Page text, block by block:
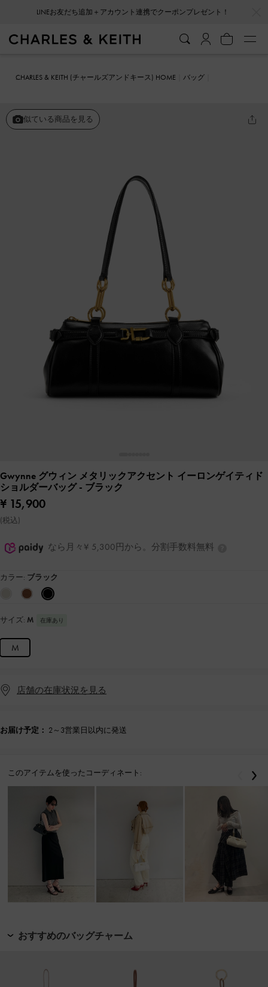
LINEお友だち追加＋アカウント連携でクーポンプレゼント！
CHARLES & KEITH (チャールズアンドキース) HOME
バッグ
似ている商品を見る
Gwynne グウィン メタリックアクセント イーロンゲイティド
ショルダーバッグ- ブラック
¥ 15,900
(税込)
なら月々¥ 5,300円から。分割手数料無料
カラー: ブラック
サイズ: M 在庫あり
M
店舗の在庫状況を見る
お届け予定： 2～3営業日以内に発送
このアイテムを使ったコーディネート: 戻る
おすすめのバッグチャーム